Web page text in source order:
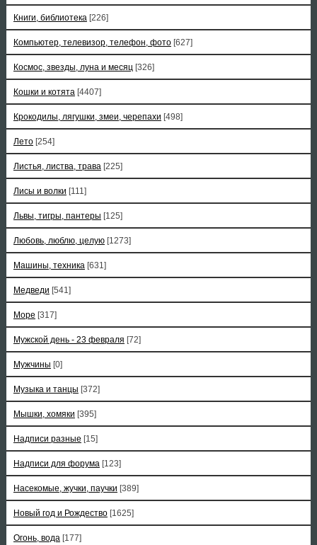
Книги, библиотека [226]
Компьютер, телевизор, телефон, фото [627]
Космос, звезды, луна и месяц [326]
Кошки и котята [4407]
Крокодилы, лягушки, змеи, черепахи [498]
Лето [254]
Листья, листва, трава [225]
Лисы и волки [111]
Львы, тигры, пантеры [125]
Любовь, люблю, целую [1273]
Машины, техника [631]
Медведи [541]
Море [317]
Мужской день - 23 февраля [72]
Мужчины [0]
Музыка и танцы [372]
Мышки, хомяки [395]
Надписи разные [15]
Надписи для форума [123]
Насекомые, жучки, паучки [389]
Новый год и Рождество [1625]
Огонь, вода [177]